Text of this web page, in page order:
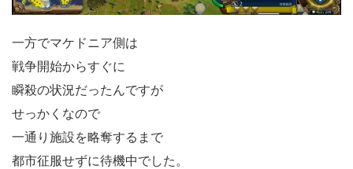
一方でマケドニア側は
戦争開始からすぐに
瞬殺の状況だったんですが
せっかくなので
一通り施設を略奪するまで
都市征服せずに待機中でした。